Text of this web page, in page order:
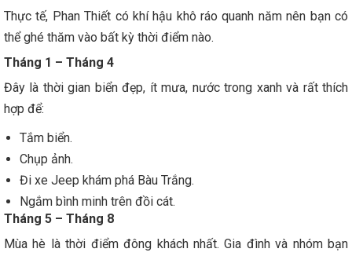
Thực tế, Phan Thiết có khí hậu khô ráo quanh năm nên bạn có
thể ghé thăm vào bất kỳ thời điểm nào.
Tháng 1 – Tháng 4
Đây là thời gian biển đẹp, ít mưa, nước trong xanh và rất thích
hợp để:
Tắm biển.
Chụp ảnh.
Đi xe Jeep khám phá Bàu Trắng.
Ngắm bình minh trên đồi cát.
Tháng 5 – Tháng 8
Mùa hè là thời điểm đông khách nhất. Gia đình và nhóm bạn